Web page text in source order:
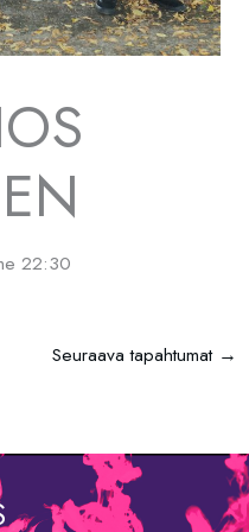
22:30
Seuraava tapahtumat →